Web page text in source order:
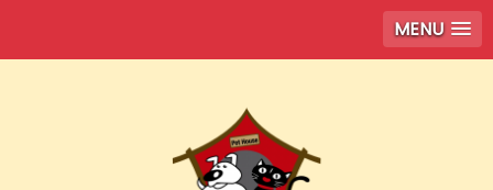
MENU